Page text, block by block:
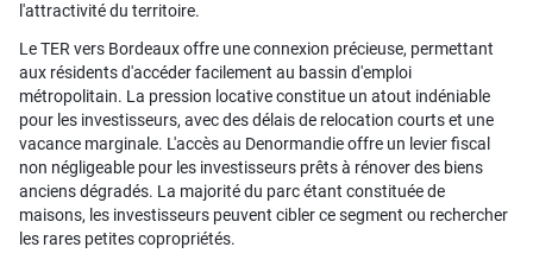
l'attractivité du territoire.
Le TER vers Bordeaux offre une connexion précieuse, permettant
aux résidents d'accéder facilement au bassin d'emploi
métropolitain. La pression locative constitue un atout indéniable
pour les investisseurs, avec des délais de relocation courts et une
vacance marginale. L'accès au Denormandie offre un levier fiscal
non négligeable pour les investisseurs prêts à rénover des biens
anciens dégradés. La majorité du parc étant constituée de
maisons, les investisseurs peuvent cibler ce segment ou rechercher
les rares petites copropriétés.